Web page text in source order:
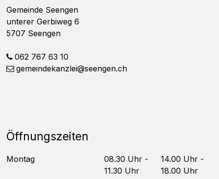
Gemeinde Seengen
unterer Gerbiweg 6
5707 Seengen
062 767 63 10
gemeindekanzlei@seengen.ch
Öffnungszeiten
Montag
08.30 Uhr -
11.30 Uhr
14.00 Uhr -
18.00 Uhr